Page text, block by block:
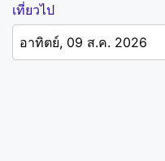
เที่ยวไป